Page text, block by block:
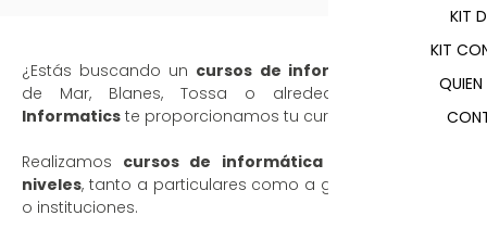
KIT
KIT
¿Estás buscando un cursos de informática
de Mar, Blanes, Tossa o alrededores? En
MCS
Informatics te proporcionamos tu curso a medida.
Realizamos cursos de informática para todos los
niveles, tanto a particulares como a grupos, empresas
o instituciones.